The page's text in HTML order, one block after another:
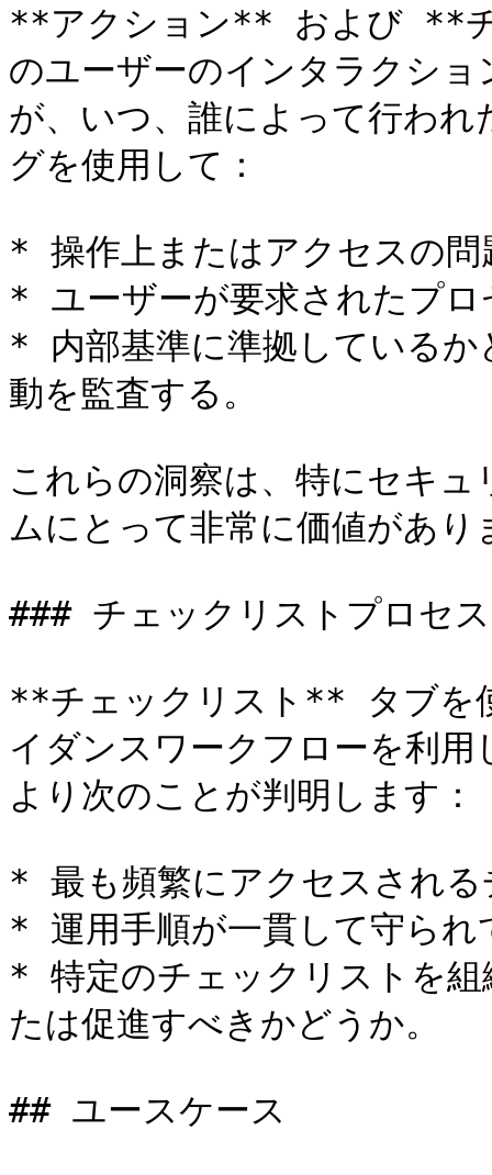
**アクション** および **
のユーザーのインタラクシ
が、いつ、誰によって行わ
グを使用して：
* 操作上またはアクセスの問
* ユーザーが要求されたプロ
* 内部基準に準拠しているか
動を監査する。
これらの洞察は、特にセキ
ムにとって非常に価値があり
### チェックリストプロセ
**チェックリスト** タブを
イダンスワークフローを利
より次のことが判明します：
* 最も頻繁にアクセスされる
* 運用手順が一貫して守られ
* 特定のチェックリストを組
たは促進すべきかどうか。
## ユースケース